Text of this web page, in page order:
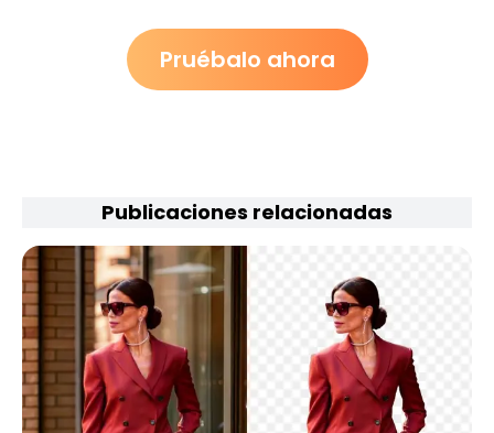
Pruébalo ahora
Publicaciones relacionadas